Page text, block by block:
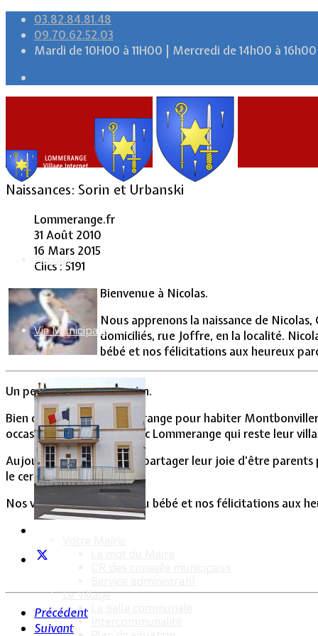
03.82.84.81.48
09.70.62.52.03
Mardi de 10H00 à 11H00 | Mercredi de 14h00 à
Accueil
Vie Municipale
Le Village
Naissances: Sorin et Urbanski
Lommerange.fr
31 Août 2010
16 Mars 2015
Clics : 5191
Bienvenue à Nicolas.
Nous apprenons la naissance de
domiciliés, rue Joffre, en la localité.
bébé et nos félicitations aux heureux
Un petit frère pour Romain.
Bien que partis de Lommerange pour habiter
occasion pour renouer avec Lommerange qui reste leur
Aujourd’hui, ils nous font partager leur joie d’être
le cercle familial.
Nos vœux de prospérité au bébé et nos félicitations aux
Précédent
Suivant